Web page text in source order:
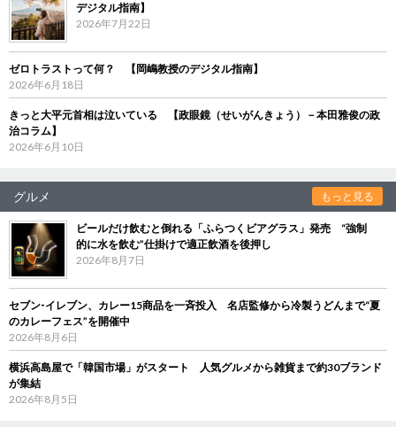
デジタル指南】
2026年7月22日
ゼロトラストって何？ 【岡嶋教授のデジタル指南】
2026年6月18日
きっと大平元首相は泣いている 【政眼鏡（せいがんきょう）－本田雅俊の政
治コラム】
2026年6月10日
グルメ もっと見る
ビールだけ飲むと倒れる「ふらつくビアグラス」発売 “強制
的に水を飲む”仕掛けで適正飲酒を後押し
2026年8月7日
セブン‐イレブン、カレー15商品を一斉投入 名店監修から冷製うどんまで“夏
のカレーフェス”を開催中
2026年8月6日
横浜高島屋で「韓国市場」がスタート 人気グルメから雑貨まで約30ブランド
が集結
2026年8月5日